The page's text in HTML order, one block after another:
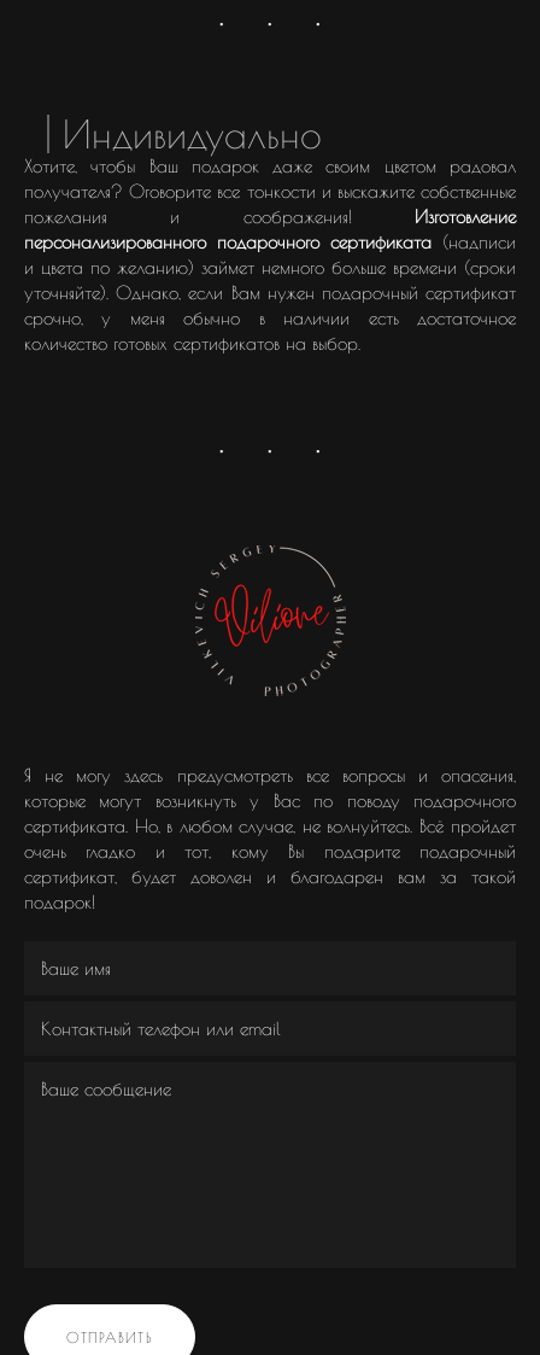
Индивидуально
Хотите, чтобы Ваш подарок даже своим цветом радовал
получателя? Оговорите все тонкости и выскажите собственные
пожелания и соображения! Изготовление
персонализированного подарочного сертификата (надписи
и цвета по желанию) займет немного больше времени (сроки
уточняйте). Однако, если Вам нужен подарочный сертификат
срочно, у меня обычно в наличии есть достаточное
количество готовых сертификатов на выбор.
Я не могу здесь предусмотреть все вопросы и опасения,
которые могут возникнуть у Вас по поводу подарочного
сертификата. Но, в любом случае, не волнуйтесь. Всё пройдет
очень гладко и тот, кому Вы подарите подарочный
сертификат, будет доволен и благодарен вам за такой
подарок!
ОТПРАВИТЬ